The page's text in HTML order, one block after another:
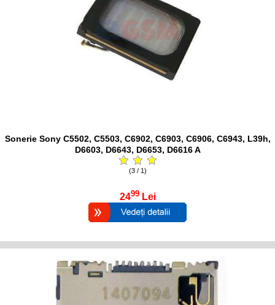
Sonerie Sony C5502, C5503, C6902, C6903, C6906, C6943, L39h,
D6603, D6643, D6653, D6616 A
(3 / 1)
2499 Lei